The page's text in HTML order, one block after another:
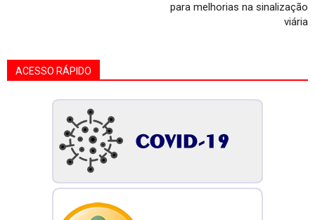
para melhorias na sinalização
viária
ACESSO RÁPIDO